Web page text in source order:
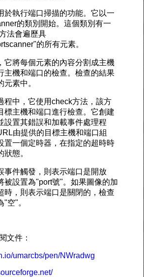
於執行端口掃描的功能。它以一
的類別開始。這個類別有一
法會遍歷具
的所有元素。
它將每個元素的內容分割成主機
主機和端口的檢查。檢查的結果
元素中。
程中，它使用check方法，該方
標主機和端口進行檢查。它創建
設置其錯誤和加載事件處理程
由提供的目標主機和端口組
置一個定時器，在指定的超時時
狀態。
事件觸發，則表示端口是開放
被設置為"port號"。如果圖像的加
時，則表示端口是關閉的，檢查
空"。
文件：
umarcbs/pen/NWradwg